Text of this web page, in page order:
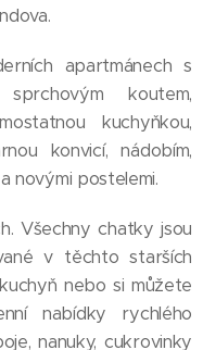
apartmánech s
koutem,
kuchyňkou,
konvicí, nádobím,
novými postelemi.
Všechny chatky jsou
v těchto starších
nebo si můžete
nabídky rychlého
nanuky, cukrovinky